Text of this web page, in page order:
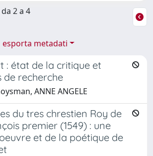
2 a 4
esporta metadati
: état de la critique et
de recherche
ANNE ANGELE
du tres chrestien Roy de
premier (1549) : une
et de la poétique de